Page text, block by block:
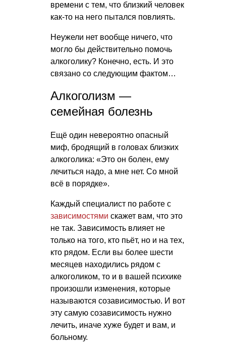
времени с тем, что близкий человек
как-то на него пытался повлиять.
Неужели нет вообще ничего, что
могло бы действительно помочь
алкоголику? Конечно, есть. И это
связано со следующим фактом…
Алкоголизм —
семейная болезнь
Ещё один невероятно опасный
миф, бродящий в головах близких
алкоголика: «Это он болен, ему
лечиться надо, а мне нет. Со мной
всё в порядке».
Каждый специалист по работе с
зависимостями скажет вам, что это
не так. Зависимость влияет не
только на того, кто пьёт, но и на тех,
кто рядом. Если вы более шести
месяцев находились рядом с
алкоголиком, то и в вашей психике
произошли изменения, которые
называются созависимостью. И вот
эту самую созависимость нужно
лечить, иначе хуже будет и вам, и
больному.